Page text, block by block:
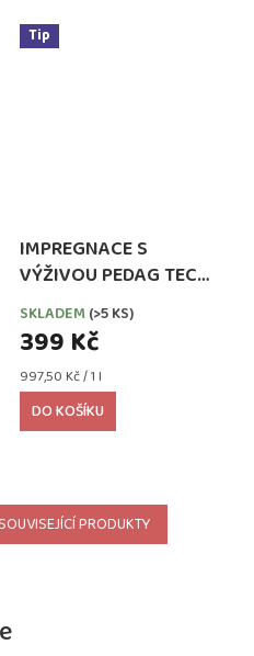
Tip
IMPREGNACE S
VÝŽIVOU PEDAG TECH
WATERPROOFER,
EXTRA SILNÁ
SKLADEM (>5 KS)
399 Kč
Měrná
cena:
997,50 Kč / 1 l
DO KOŠÍKU
PRODUKTY